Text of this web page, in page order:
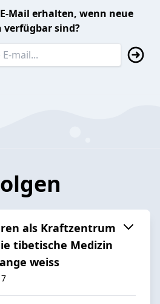
Mail erhalten, wenn neue
verfügbar sind?
als Kraftzentrum
tibetische Medizin
weiss